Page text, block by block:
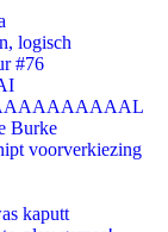
logisch
#76
Burke
voorverkiezing
kaputt